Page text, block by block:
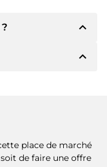
expand_less
de
nom de
expand_less
un contrat de
souhaitez.
place de marché
de faire une offre